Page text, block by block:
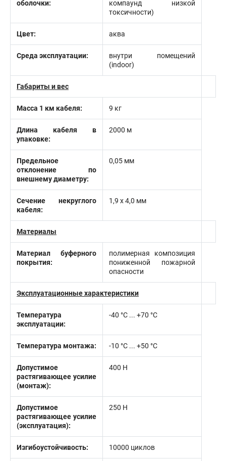
оболочки:
компаунд низкой
токсичности)
Цвет: аква
Среда эксплуатации:
внутри помещений
(indoor)
Габариты и вес
Масса 1 км кабеля: 9 кг
Длина кабеля в
упаковке:
2000 м
Предельное
отклонение по
внешнему диаметру:
0,05 мм
Сечение некруглого
кабеля:
1,9 х 4,0 мм
Материалы
Материал буферного
покрытия:
полимерная композиция
пониженной пожарной
опасности
Эксплуатационные характеристики
Температура
эксплуатации:
-40 °C ... +70 °C
Температура монтажа: -10 °С ... +50 °С
Допустимое
растягивающее усилие
(монтаж):
400 Н
Допустимое
растягивающее усилие
(эксплуатация):
250 Н
Изгибоустойчивость: 10000 циклов